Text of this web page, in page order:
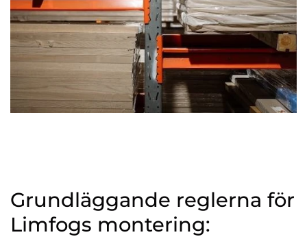
Grundläggande reglerna för
Limfogs montering: